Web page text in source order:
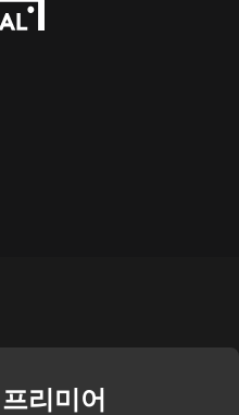
리미어